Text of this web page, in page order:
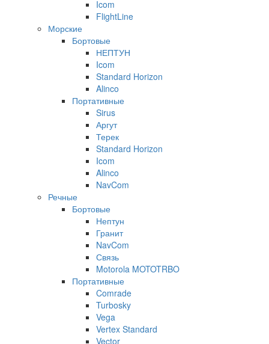
Icom
FlightLine
Морские
Бортовые
НЕПТУН
Icom
Standard Horizon
Alinco
Портативные
Sirus
Аргут
Терек
Standard Horizon
Icom
Alinco
NavCom
Речные
Бортовые
Нептун
Гранит
NavCom
Связь
Motorola MOTOTRBO
Портативные
Comrade
Turbosky
Vega
Vertex Standard
Vector